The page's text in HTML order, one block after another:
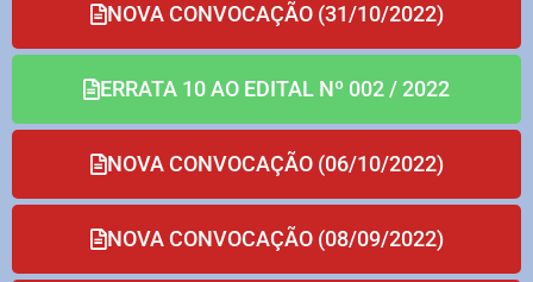
NOVA CONVOCAÇÃO (31/10/2022)
ERRATA 10 AO EDITAL Nº 002 / 2022
NOVA CONVOCAÇÃO (06/10/2022)
NOVA CONVOCAÇÃO (08/09/2022)